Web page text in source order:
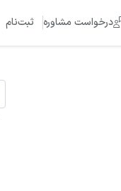
درخواست مشاوره ثبت‌نام